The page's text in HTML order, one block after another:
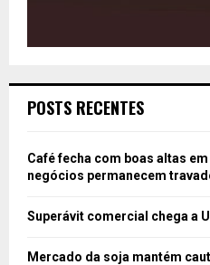
POSTS RECENTES
Café fecha com boas altas
negócios permanecem
Superávit comercial chega a
Mercado da soja mantém